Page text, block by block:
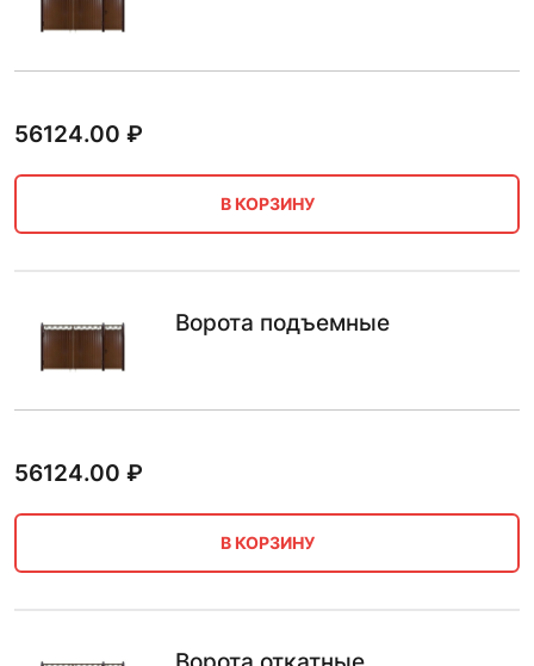
56124.00 ₽
В КОРЗИНУ
Ворота подъемные
56124.00 ₽
В КОРЗИНУ